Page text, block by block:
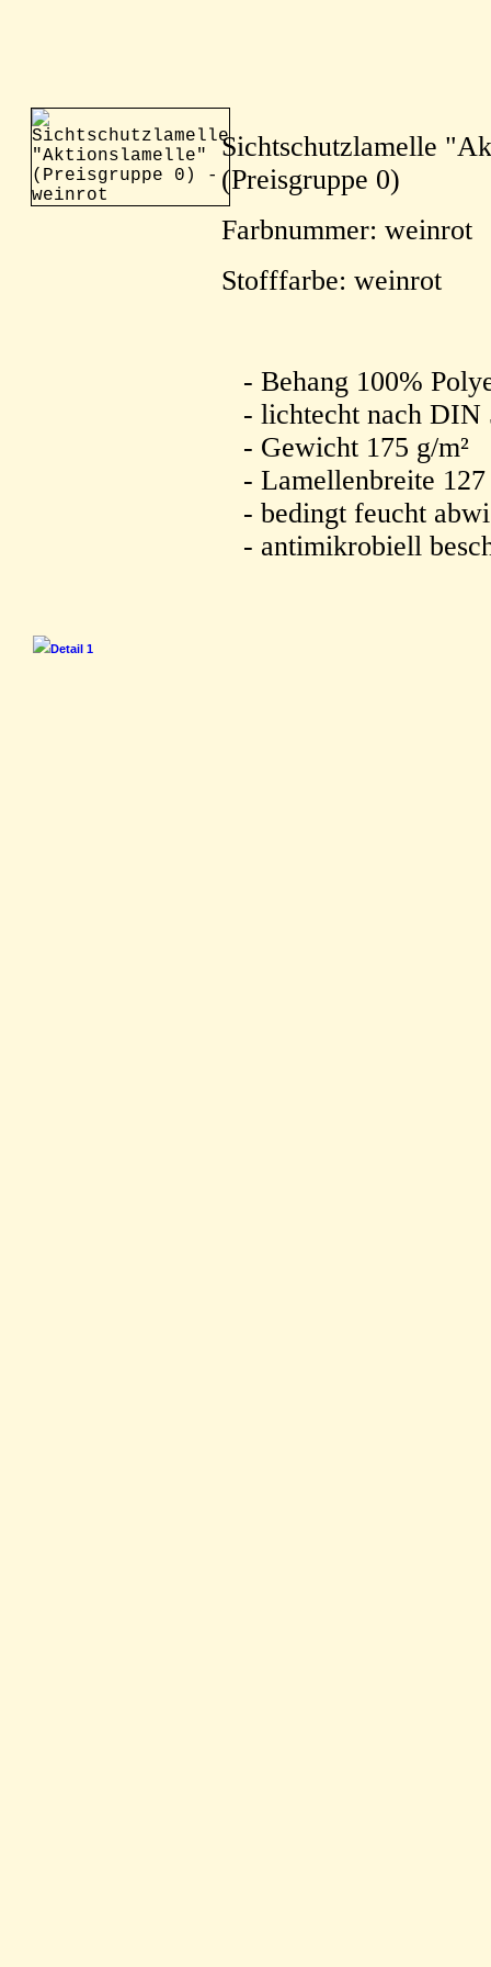
Sichtschutzlamelle
(Preisgruppe 0)
Farbnummer: weinrot
Stofffarbe: weinrot
- Behang 100%
- lichtecht nach DIN
- Gewicht 175 g/m²
- Lamellenbreite
- bedingt feucht
- antimikrobiell
Detail 1